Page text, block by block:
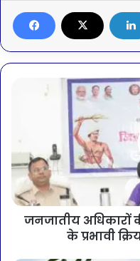
जनजातीय अधिकारों
के प्रभावी